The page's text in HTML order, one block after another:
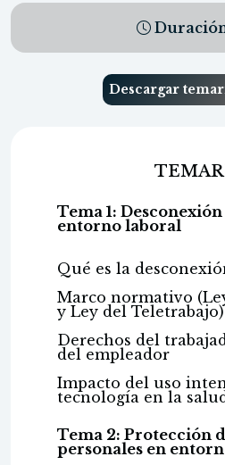
Descargar
Tema 1:
entorno laboral
Qué es la
Marco normativo
y Ley del Teletrabajo)
Derechos del
del empleador
Impacto del uso
tecnología en la
Tema 2: Protección
personales en